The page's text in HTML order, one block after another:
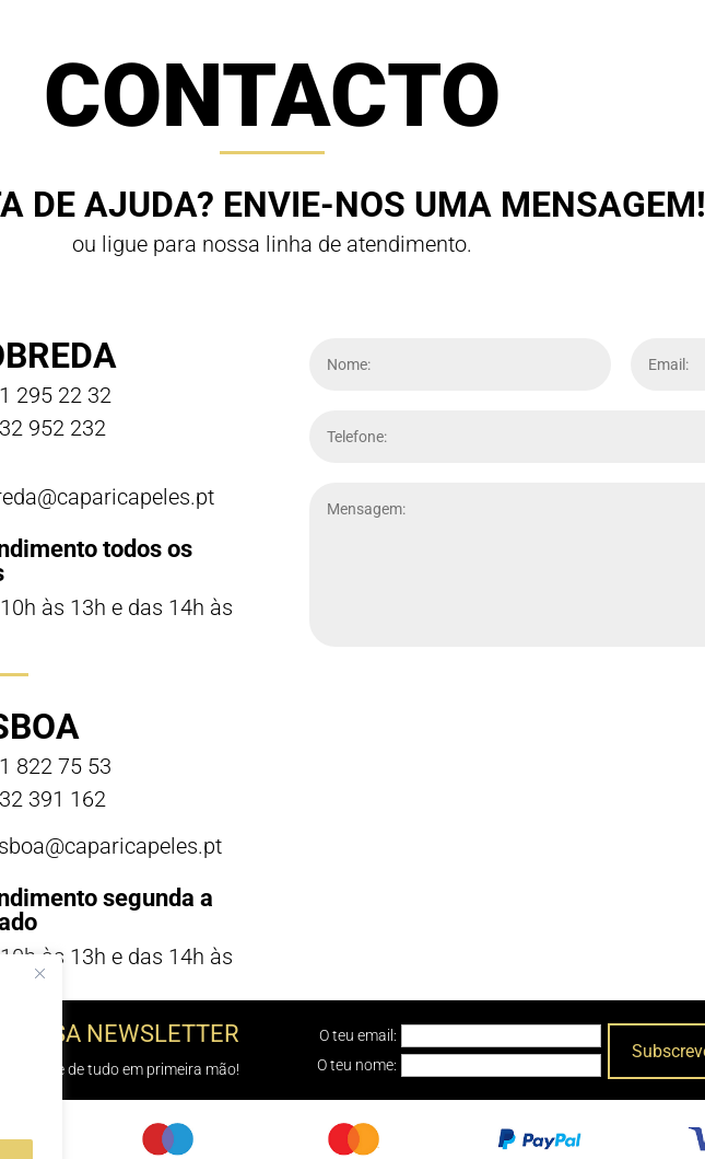
CONTACTO
DE AJUDA? ENVIE-NOS UMA MENSAGEM!
ou ligue para nossa linha de atendimento.
295 22 32
952 232
todos os
às 13h e das 14h às
822 75 53
391 162
segunda a
às 13h e das 14h às
NEWSLETTER
e sabe de tudo em primeira mão!
O teu email:
O teu nome: